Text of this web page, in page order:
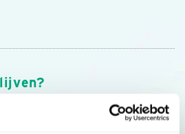
nieuws, inspiratie, acties en tips
van Vogelbescherming.